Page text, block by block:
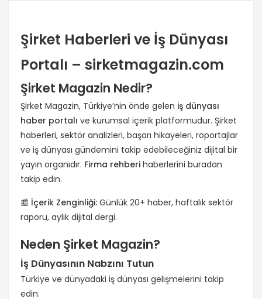
Şirket Haberleri ve İş Dünyası
Portalı – sirketmagazin.com
Şirket Magazin Nedir?
Şirket Magazin, Türkiye’nin önde gelen iş dünyası
haber portalı ve kurumsal içerik platformudur. Şirket
haberleri, sektör analizleri, başarı hikayeleri, röportajlar
ve iş dünyası gündemini takip edebileceğiniz dijital bir
yayın organıdır. Firma rehberi haberlerini buradan
takip edin.
📰 İçerik Zenginliği: Günlük 20+ haber, haftalık sektör
raporu, aylık dijital dergi.
Neden Şirket Magazin?
İş Dünyasının Nabzını Tutun
Türkiye ve dünyadaki iş dünyası gelişmelerini takip
edin: